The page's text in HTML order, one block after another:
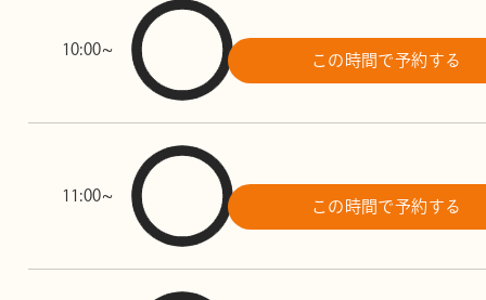
10:00~
この時間で予約する
11:00~
この時間で予約する